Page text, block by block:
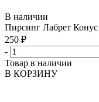
В наличии
Пирсинг Лабрет
250 ₽
-
Товар в наличии
В КОРЗИНУ